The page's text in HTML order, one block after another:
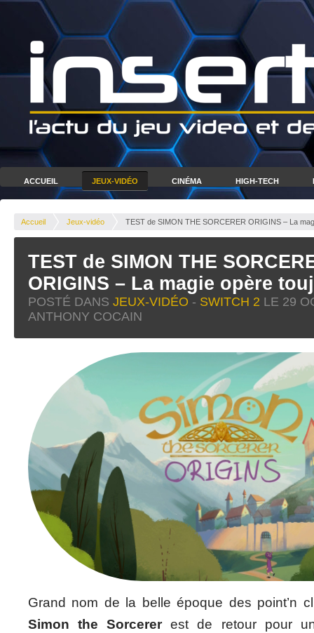
ACCUEIL JEUX-VIDÉO CINÉMA HIGH-TECH
Accueil Jeux-vidéo TEST de SIMON THE SORCERER ORIGINS – La
TEST de SIMON THE
ORIGINS – La magie opère
POSTÉ DANS JEUX-VIDÉO - SWITCH 2 LE 29
ANTHONY COCAIN
Grand nom de la belle époque des point’n
Simon the Sorcererest de retour pour